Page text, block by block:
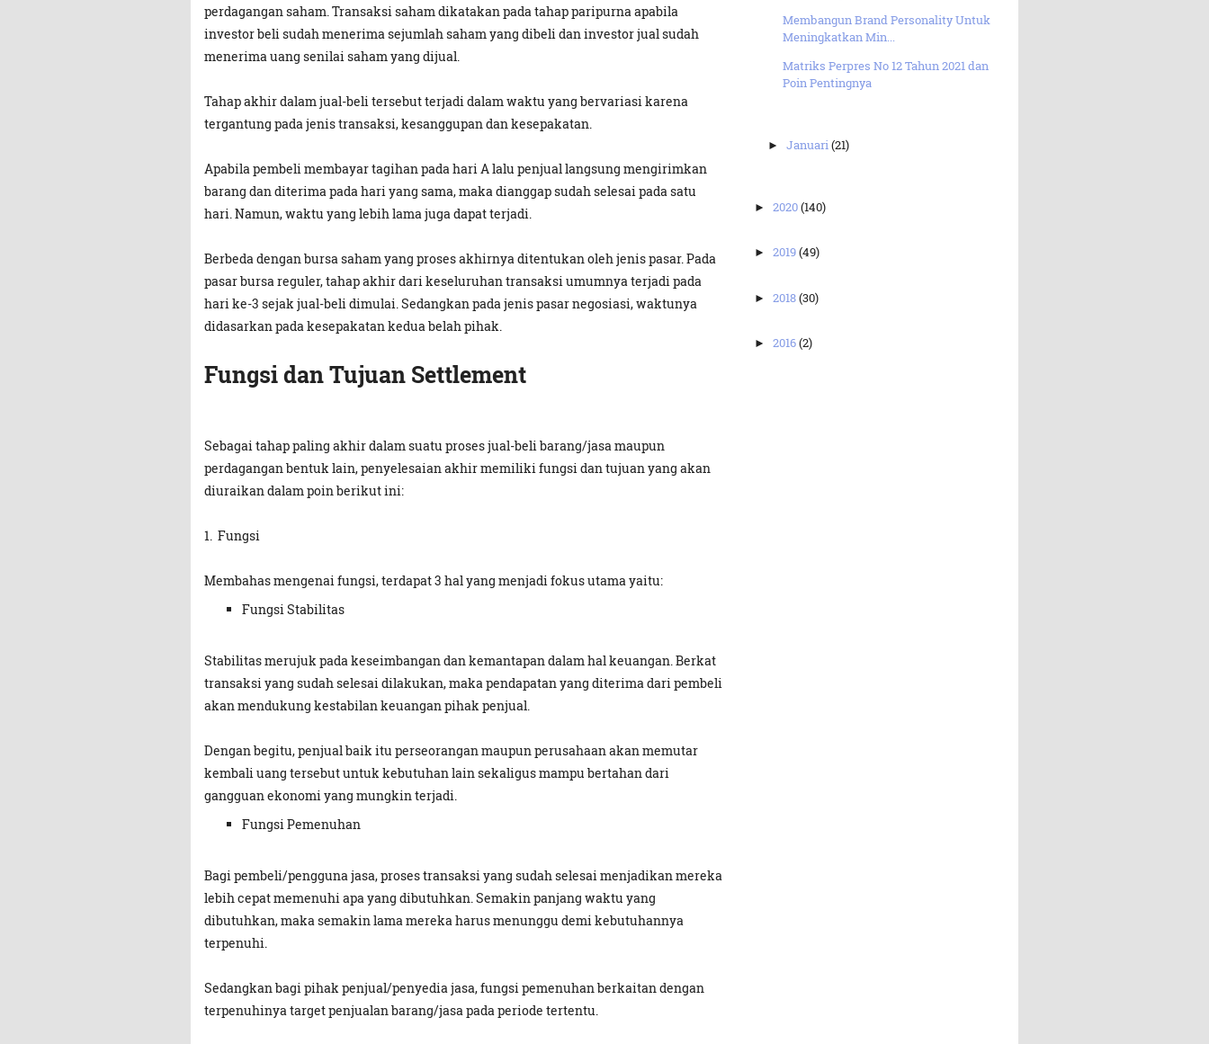
perdagangan saham. Transaksi saham dikatakan pada tahap paripurna apabila
investor beli sudah menerima sejumlah saham yang dibeli dan investor jual sudah
menerima uang senilai saham yang dijual.
Tahap akhir dalam jual-beli tersebut terjadi dalam waktu yang bervariasi karena
tergantung pada jenis transaksi, kesanggupan dan kesepakatan.
Apabila pembeli membayar tagihan pada hari A lalu penjual langsung mengirimkan
barang dan diterima pada hari yang sama, maka dianggap sudah selesai pada satu
hari. Namun, waktu yang lebih lama juga dapat terjadi.
Berbeda dengan bursa saham yang proses akhirnya ditentukan oleh jenis pasar. Pada
pasar bursa reguler, tahap akhir dari keseluruhan transaksi umumnya terjadi pada
hari ke-3 sejak jual-beli dimulai. Sedangkan pada jenis pasar negosiasi, waktunya
didasarkan pada kesepakatan kedua belah pihak.
Fungsi dan Tujuan Settlement
Sebagai tahap paling akhir dalam suatu proses jual-beli barang/jasa maupun
perdagangan bentuk lain, penyelesaian akhir memiliki fungsi dan tujuan yang akan
diuraikan dalam poin berikut ini:
1. Fungsi
Membahas mengenai fungsi, terdapat 3 hal yang menjadi fokus utama yaitu:
Fungsi Stabilitas
Stabilitas merujuk pada keseimbangan dan kemantapan dalam hal keuangan. Berkat
transaksi yang sudah selesai dilakukan, maka pendapatan yang diterima dari pembeli
akan mendukung kestabilan keuangan pihak penjual.
Dengan begitu, penjual baik itu perseorangan maupun perusahaan akan memutar
kembali uang tersebut untuk kebutuhan lain sekaligus mampu bertahan dari
gangguan ekonomi yang mungkin terjadi.
Fungsi Pemenuhan
Bagi pembeli/pengguna jasa, proses transaksi yang sudah selesai menjadikan mereka
lebih cepat memenuhi apa yang dibutuhkan. Semakin panjang waktu yang
dibutuhkan, maka semakin lama mereka harus menunggu demi kebutuhannya
terpenuhi.
Sedangkan bagi pihak penjual/penyedia jasa, fungsi pemenuhan berkaitan dengan
terpenuhinya target penjualan barang/jasa pada periode tertentu.
Membangun Brand Personality Untuk
Meningkatkan Min...
Matriks Perpres No 12 Tahun 2021 dan
Poin Pentingnya
►Januari(21)
► 2020(140)
► 2019(49)
► 2018(30)
► 2016(2)